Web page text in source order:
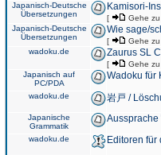
Japanisch-Deutsche
Übersetzungen
Kamisori-
[ Gehe
Japanisch-Deutsche
Übersetzungen
Wie sage/
[ Gehe
wadoku.de
Zaurus SL
[ Gehe
Japanisch auf
PC/PDA
Wadoku für
wadoku.de 岩戸 /
Japanische
Grammatik
Aussprache
wadoku.de Editoren